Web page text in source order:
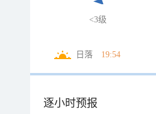
<3级
日落 19:54
逐小时预报